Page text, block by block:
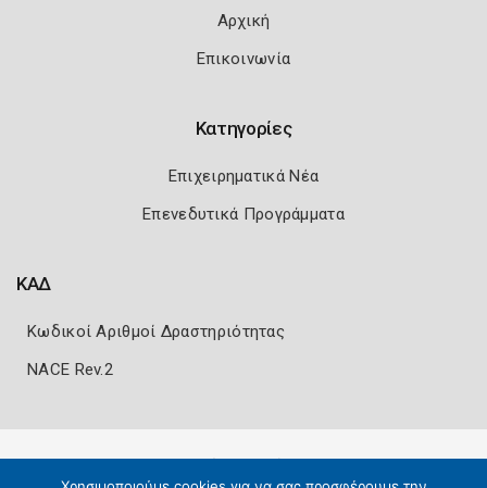
Αρχική
Επικοινωνία
Κατηγορίες
Επιχειρηματικά Νέα
Επενεδυτικά Προγράμματα
ΚΑΔ
Κωδικοί Αριθμοί Δραστηριότητας
NACE Rev.2